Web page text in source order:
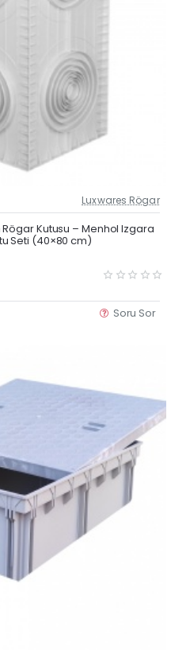
Güncel Fiyat
Yeni Ürün
Luxwares Rögar
Kutusu – Menhol Izgara
Seti (40×80 cm)
Soru Sor